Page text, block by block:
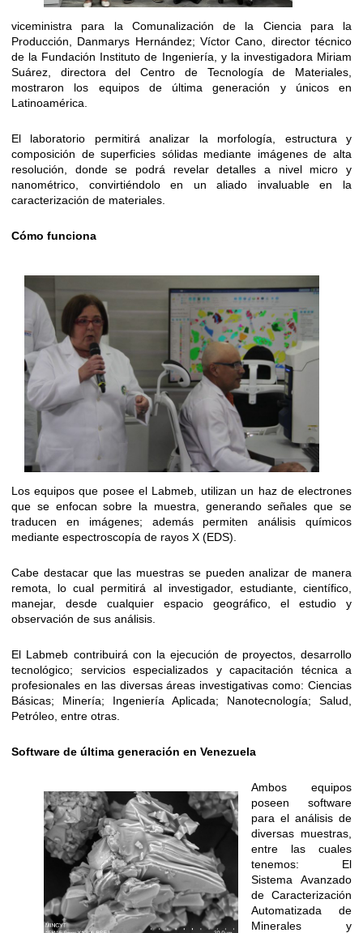
viceministra para la Comunalización de la Ciencia para la
Producción, Danmarys Hernández; Víctor Cano, director técnico
de la Fundación Instituto de Ingeniería, y la investigadora Miriam
Suárez, directora del Centro de Tecnología de Materiales,
mostraron los equipos de última generación y únicos en
Latinoamérica.
El laboratorio permitirá analizar la morfología, estructura y
composición de superficies sólidas mediante imágenes de alta
resolución, donde se podrá revelar detalles a nivel micro y
nanométrico, convirtiéndolo en un aliado invaluable en la
caracterización de materiales.
Cómo funciona
Los equipos que posee el Labmeb, utilizan un haz de electrones
que se enfocan sobre la muestra, generando señales que se
traducen en imágenes; además permiten análisis químicos
mediante espectroscopía de rayos X (EDS).
Cabe destacar que las muestras se pueden analizar de manera
remota, lo cual permitirá al investigador, estudiante, científico,
manejar, desde cualquier espacio geográfico, el estudio y
observación de sus análisis.
El Labmeb contribuirá con la ejecución de proyectos, desarrollo
tecnológico; servicios especializados y capacitación técnica a
profesionales en las diversas áreas investigativas como: Ciencias
Básicas; Minería; Ingeniería Aplicada; Nanotecnología; Salud,
Petróleo, entre otras.
Software de última generación en Venezuela
Ambos equipos
poseen software
para el análisis de
diversas muestras,
entre las cuales
tenemos: El
Sistema Avanzado
de Caracterización
Automatizada de
Minerales y